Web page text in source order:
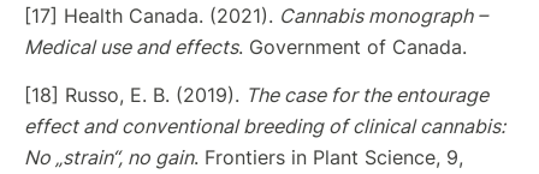
[17] Health Canada. (2021). Cannabis monograph –
Medical use and effects. Government of Canada.
[18] Russo, E. B. (2019). The case for the entourage
effect and conventional breeding of clinical cannabis:
No „strain“, no gain. Frontiers in Plant Science, 9,